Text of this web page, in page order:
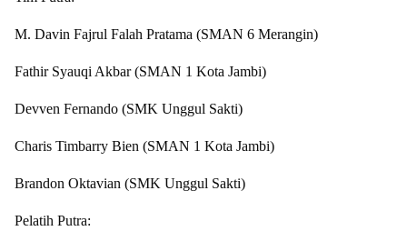
M. Davin Fajrul Falah Pratama (SMAN 6 Merangin)
Fathir Syauqi Akbar (SMAN 1 Kota Jambi)
Devven Fernando (SMK Unggul Sakti)
Charis Timbarry Bien (SMAN 1 Kota Jambi)
Brandon Oktavian (SMK Unggul Sakti)
Pelatih Putra: